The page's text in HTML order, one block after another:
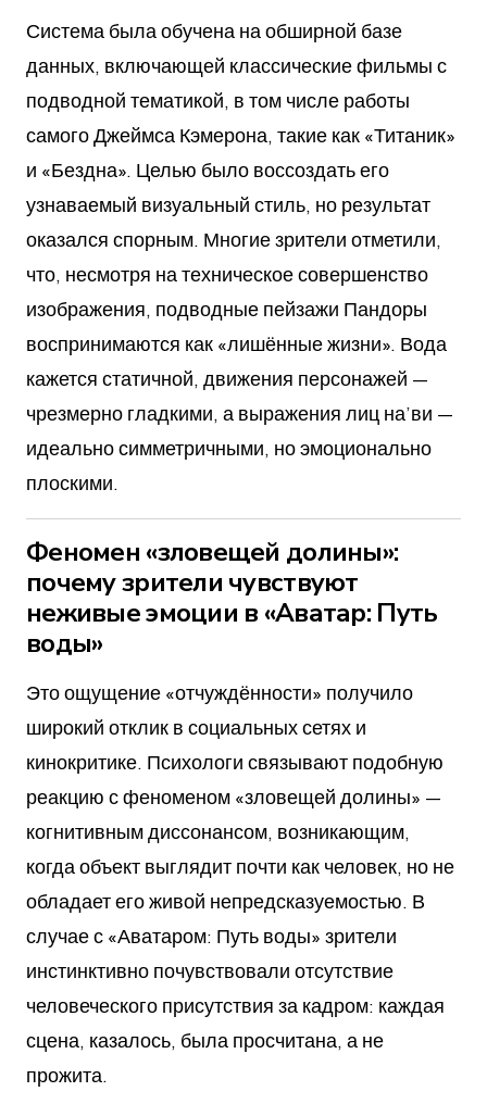
Система была обучена на обширной базе
данных, включающей классические фильмы с
подводной тематикой, в том числе работы
самого Джеймса Кэмерона, такие как «Титаник»
и «Бездна». Целью было воссоздать его
узнаваемый визуальный стиль, но результат
оказался спорным. Многие зрители отметили,
что, несмотря на техническое совершенство
изображения, подводные пейзажи Пандоры
воспринимаются как «лишённые жизни». Вода
кажется статичной, движения персонажей —
чрезмерно гладкими, а выражения лиц на’ви —
идеально симметричными, но эмоционально
плоскими.
Феномен «зловещей долины»:
почему зрители чувствуют
неживые эмоции в «Аватар: Путь
воды»
Это ощущение «отчуждённости» получило
широкий отклик в социальных сетях и
кинокритике. Психологи связывают подобную
реакцию с феноменом «зловещей долины» —
когнитивным диссонансом, возникающим,
когда объект выглядит почти как человек, но не
обладает его живой непредсказуемостью. В
случае с «Аватаром: Путь воды» зрители
инстинктивно почувствовали отсутствие
человеческого присутствия за кадром: каждая
сцена, казалось, была просчитана, а не
прожита.